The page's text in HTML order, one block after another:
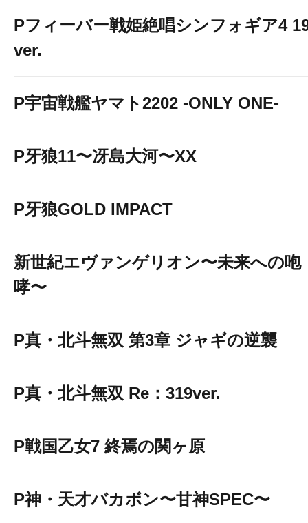
Pフィーバー戦姫絶唱シンフォギア4
ver.
P宇宙戦艦ヤマト2202 -ONLY ONE-
P牙狼11〜冴島大河〜XX
P牙狼GOLD IMPACT
新世紀エヴァンゲリオン〜未来への咆
哮〜
P真・北斗無双 第3章 ジャギの逆襲
P真・北斗無双 Re：319ver.
P戦国乙女7 終焉の関ヶ原
P神・天才バカボン〜甘神SPEC〜